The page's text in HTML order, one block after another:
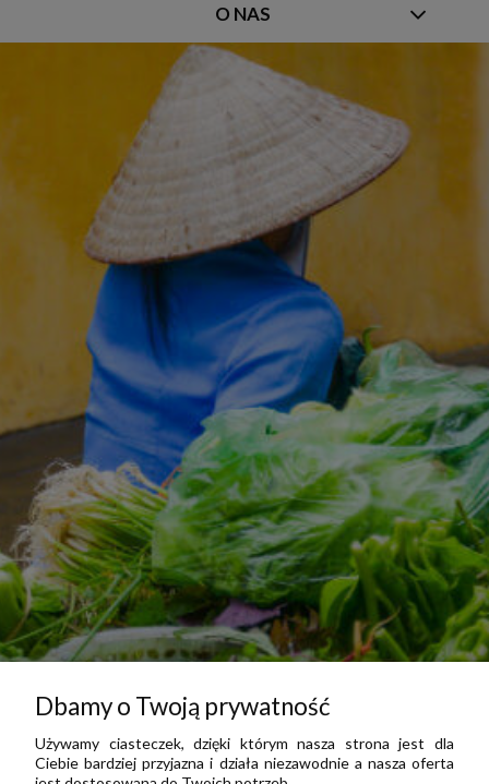
O NAS
Dbamy o Twoją prywatność
Używamy ciasteczek, dzięki którym nasza strona jest dla
Ciebie bardziej przyjazna i działa niezawodnie a nasza oferta